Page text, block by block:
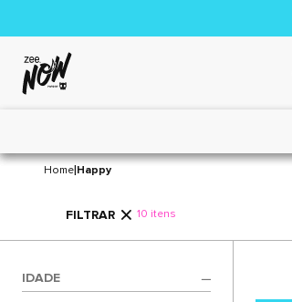
Home|Happy
FILTRAR 10 itens
IDADE